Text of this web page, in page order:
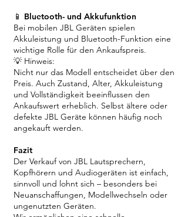
📱 Bluetooth- und Akkufunktion
Bei mobilen JBL Geräten spielen
Akkuleistung und Bluetooth-Funktion eine
wichtige Rolle für den Ankaufspreis.
💡 Hinweis:
Nicht nur das Modell entscheidet über den
Preis. Auch Zustand, Alter, Akkuleistung
und Vollständigkeit beeinflussen den
Ankaufswert erheblich. Selbst ältere oder
defekte JBL Geräte können häufig noch
angekauft werden.
Fazit
Der Verkauf von JBL Lautsprechern,
Kopfhörern und Audiogeräten ist einfach,
sinnvoll und lohnt sich – besonders bei
Neuanschaffungen, Modellwechseln oder
ungenutzten Geräten.